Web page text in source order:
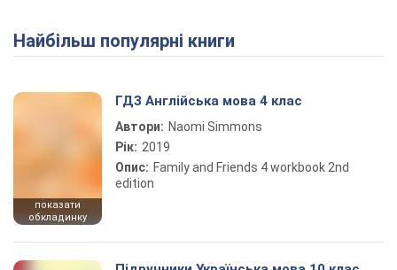
Play Video
Найбільш популярні книги
показати
обкладинку
ГДЗ Англійська мова 4 клас
Автори: Naomi Simmons
Рік: 2019
Опис: Family and Friends 4 workbook 2nd
edition